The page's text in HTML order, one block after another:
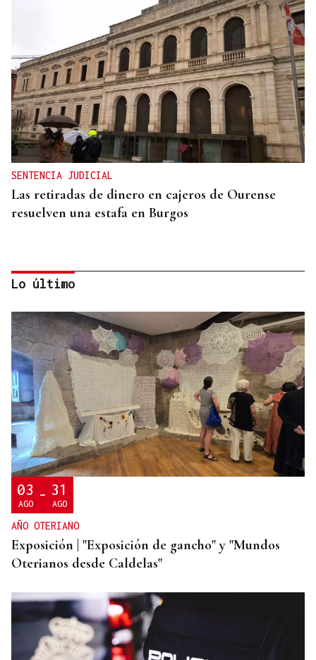
SENTENCIA JUDICIAL
Las retiradas de dinero en cajeros de Ourense
resuelven una estafa en Burgos
MADRES LACTANTES
Una "tetada" en Ourense para hacer visible la
lactancia
Lo último
03
AGO - 31
AGO
AÑO OTERIANO
Exposición | "Exposición de gancho" y "Mundos
Oterianos desde Caldelas"